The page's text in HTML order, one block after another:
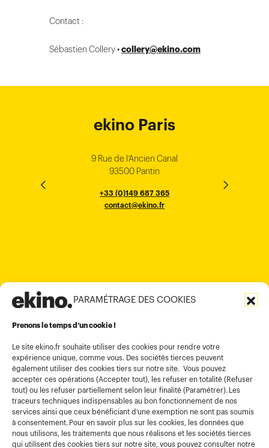
PARAMÉTRAGE DES COOKIES
Prenons le temps d’un cookie !
Le site ekino.fr souhaite utiliser des cookies pour rendre votre
expérience unique, comme vous. Des sociétés tierces peuvent
également utiliser des cookies tiers sur notre site. Vous pouvez
accepter ces opérations (Accepter tout), les refuser en totalité (Refuser
tout) ou les refuser partiellement selon leur finalité (Paramétrer). Les
traceurs techniques indispensables au bon fonctionnement de nos
services ainsi que ceux bénéficiant d’une exemption ne sont pas soumis
à consentement. Pour en savoir plus sur les cookies, les données que
nous utilisons, les traitements que nous réalisons et les sociétés tierces
qui utilisent des cookies tiers sur notre site, vous pouvez consulter notre
Contact :
Sébastien Collery •collery@ekino.com
ekino Paris
9 Rue de l’Ancien Canal
93500 Pantin
+33 (0)149 687 365
contact@ekino.fr
ekino
80 Robinson Road
Singapore 068898
+65 6317 6600contact@ekino.sg
ekino Ho Chi
THE EMPORIUM, 3rd Floor
184 Le Dai Hanh, Phu Tho Ward
Ho-Chi-Minh City
ekino Bordeaux
1 cours Xavier Arnozan
33000 Bordeaux
+33 (0)5 57 22 76 60
contact@ekino.fr
ekino Hong
25F, Paul Y. Centre 51
Hung To Rd, Kwan Tong
Hong Kong
ekino
124, Surya Chambers
6th Floor, HAL Old Airport Rd
Murugesh Pallya, Karnataka
ekino New York
200 Madison Ave
NEW YORK
+84909233727
Informations légales
Conditions générales d’utilisation
Politique de confidentialité
Politique cookies
Gestion des cookies
Index égalité